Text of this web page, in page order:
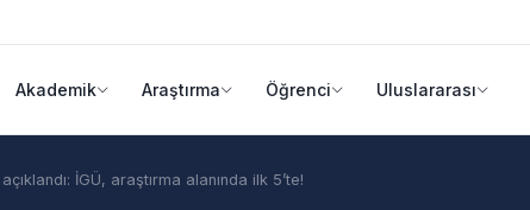
Akademik Araştırma Öğrenci Uluslararası
İGÜ, araştırma alanında ilk 5’te!